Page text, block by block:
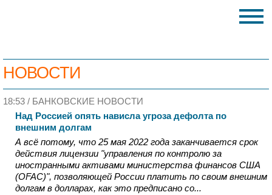
НОВОСТИ
18:53 / БАНКОВСКИЕ НОВОСТИ
Над Россией опять нависла угроза дефолта по
внешним долгам
А всё потому, что 25 мая 2022 года заканчивается срок
действия лицензии "управления по контролю за
иностранными активами министерства финансов США
(OFAC)", позволяющей России платить по своим внешним
долгам в долларах, как это предписано со...